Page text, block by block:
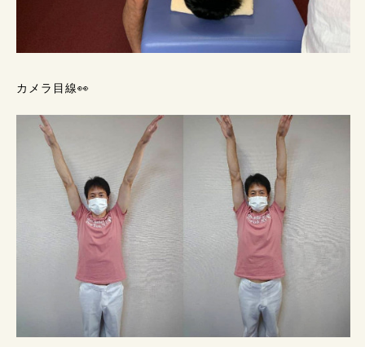
カメラ目線👀